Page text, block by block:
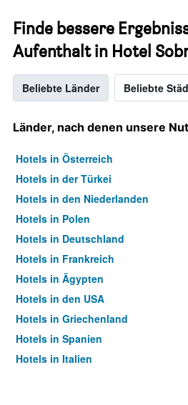
Finde bessere
Aufenthalt in Hotel
Beliebte Länder Beliebte
Länder, nach denen unsere
Hotels in Österreich
Hotels in der Türkei
Hotels in den Niederlanden
Hotels in Polen
Hotels in Deutschland
Hotels in Frankreich
Hotels in Ägypten
Hotels in den USA
Hotels in Griechenland
Hotels in Spanien
Hotels in Italien